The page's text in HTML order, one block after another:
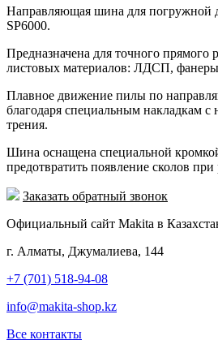
Направляющая шина для погружной
SP6000.
Предназначена для точного прямого
листовых материалов: ЛДСП,
Плавное движение пилы по
благодаря специальным накладкам
трения.
Шина оснащена специальной
предотвратить появление сколов
Заказать обратный звонок
Официальный сайт Makita в
г. Алматы, Джумалиева, 144
+7 (701) 518-94-08
info@makita-shop.kz
Все контакты